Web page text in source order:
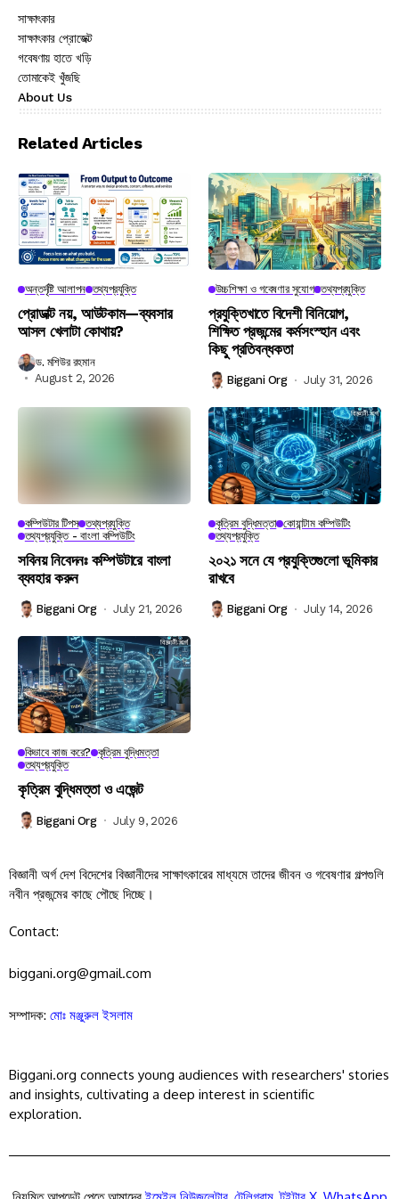
সাক্ষাৎকার
সাক্ষাৎকার প্রোজেক্ট
গবেষণায় হাতে খড়ি
তোমাকেই খুঁজছি
About Us
Related Articles
অন্তর্দৃষ্টি আলাপন তথ্যপ্রযুক্তি
প্রোডাক্ট নয়, আউটকাম—ব্যবসার
আসল খেলাটা কোথায়?
ড. মশিউর রহমান
August 2, 2026
উচ্চশিক্ষা ও গবেষণার সুযোগ তথ্যপ্রযুক্তি
প্রযুক্তিখাতে বিদেশী বিনিয়োগ,
শিক্ষিত প্রজন্মের কর্মসংস্হান এবং
কিছু প্রতিবন্ধকতা
Biggani Org July 31, 2026
কম্পিউটার টিপস তথ্যপ্রযুক্তি
তথ্যপ্রযুক্তি - বাংলা কম্পিউটিং
সবিনয় নিবেদনঃ কম্পিউটারে বাংলা
ব্যবহার করুন
Biggani Org July 21, 2026
কৃত্রিম বুদ্ধিমত্তা কোয়ান্টাম কম্পিউটিং
তথ্যপ্রযুক্তি
২০২১ সনে যে প্রযুক্তিগুলো ভূমিকার
রাখবে
Biggani Org July 14, 2026
কিভাবে কাজ করে? কৃত্রিম বুদ্ধিমত্তা
তথ্যপ্রযুক্তি
কৃত্রিম বুদ্ধিমত্তা ও এজেন্ট
Biggani Org July 9, 2026
বিজ্ঞানী অর্গ দেশ বিদেশের বিজ্ঞানীদের সাক্ষাৎকারের মাধ্যমে তাদের জীবন ও গবেষণার গল্পগুলি
নবীন প্রজন্মের কাছে পৌছে দিচ্ছে।
Contact:
biggani.org@gmail.com
সম্পাদক: মোঃ মঞ্জুরুল ইসলাম
Biggani.org connects young audiences with researchers' stories
and insights, cultivating a deep interest in scientific
exploration.